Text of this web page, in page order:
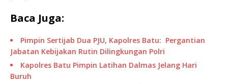
Baca Juga:
Pimpin Sertijab Dua PJU, Kapolres Batu: Pergantian
Jabatan Kebijakan Rutin Dilingkungan Polri
Kapolres Batu Pimpin Latihan Dalmas Jelang Hari
Buruh